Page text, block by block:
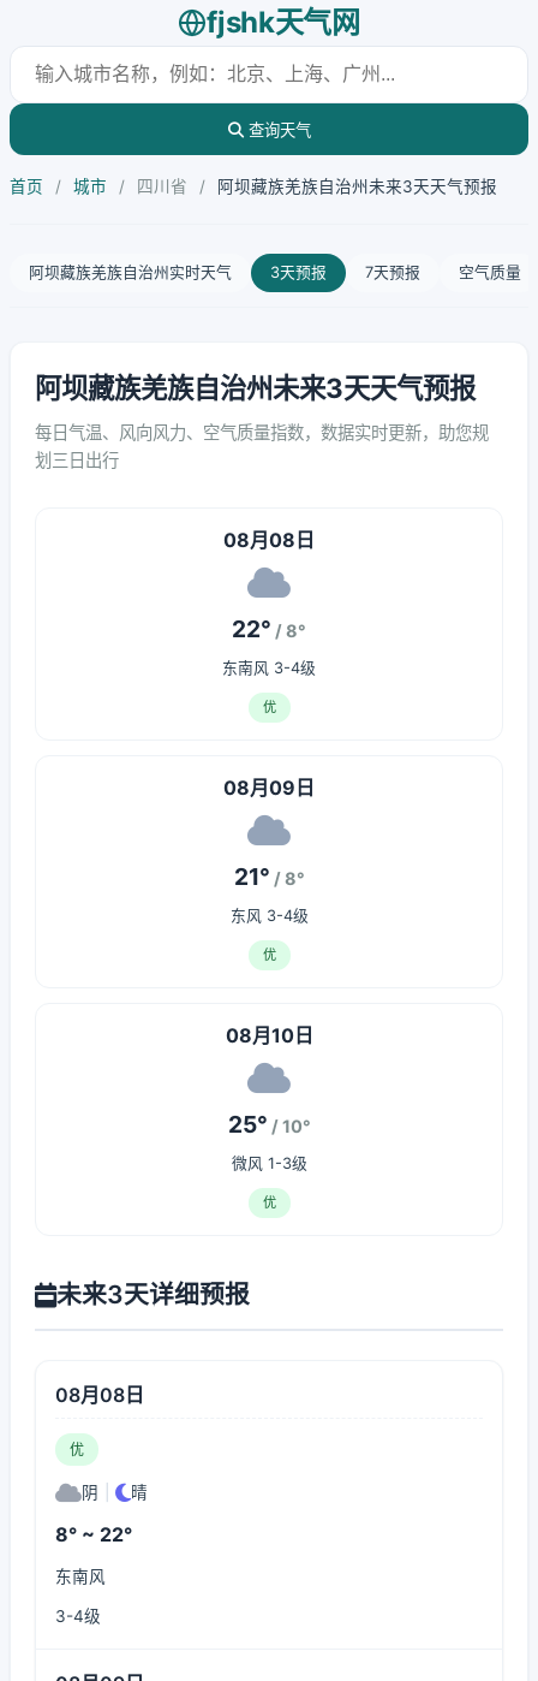
fjshk天气网
查询天气
首页 / 城市 / 四川省 / 阿坝藏族羌族自治州未来3天天气预报
阿坝藏族羌族自治州实时天气 3天预报 7天预报 空气质量
阿坝藏族羌族自治州未来3天天气预报
每日气温、风向风力、空气质量指数，数据实时更新，助您规
划三日出行
08月08日
22° / 8°
东南风 3-4级
优
08月09日
21° / 8°
东风 3-4级
优
08月10日
25° / 10°
微风 1-3级
优
未来3天详细预报
08月08日
优
阴 晴
8° ~ 22°
东南风
3-4级